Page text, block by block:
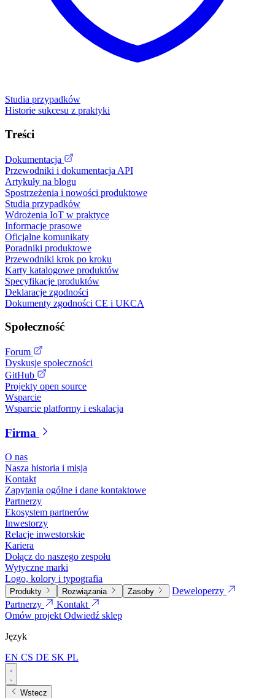
Studia przypadków
Historie sukcesu z praktyki
Treści
Dokumentacja
Przewodniki i dokumentacja API
Artykuły na blogu
Spostrzeżenia i nowości produktowe
Studia przypadków
Wdrożenia IoT w praktyce
Informacje prasowe
Oficjalne komunikaty
Poradniki produktowe
Przewodniki krok po kroku
Karty katalogowe produktów
Specyfikacje produktów
Deklaracje zgodności
Dokumenty zgodności CE i UKCA
Społeczność
Forum
Dyskusje społeczności
GitHub
Projekty open source
Wsparcie
Wsparcie platformy i eskalacja
Firma
O nas
Nasza historia i misja
Kontakt
Zapytania ogólne i dane kontaktowe
Partnerzy
Ekosystem partnerów
Inwestorzy
Relacje inwestorskie
Kariera
Dołącz do naszego zespołu
Wytyczne marki
Logo, kolory i typografia
Produkty Rozwiązania Zasoby
Deweloperzy
Partnerzy
Kontakt
Omów projektOdwiedź sklep
Język
EN CS DE SK PL
Wstecz